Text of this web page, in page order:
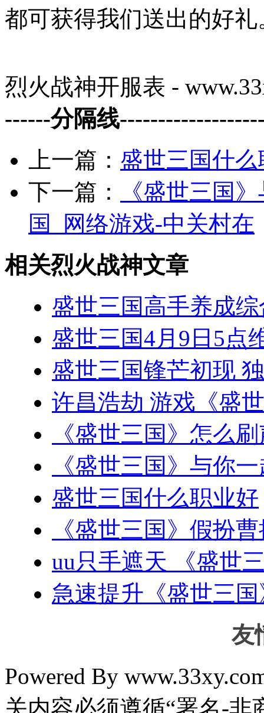
都可获得我们送出的好礼
烈火战神开服表 -
------分隔线
上一篇： 盛世三国什
下一篇：
《盛世三国
国_网络游戏-中关村在
相关烈火战神文章
盛世三国高手养成
盛世三国4月9日5点
盛世三国锋芒初现
许昌浩劫 游戏《盛
《盛世三国》怎么
《盛世三国》与你
盛世三国什么职业好
《盛世三国》假扮
uu只手遮天 《盛世
急速提升《盛世三
友
Powered By
关内容必须遵循“署名-非